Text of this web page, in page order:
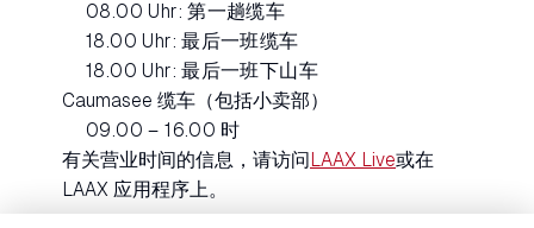
08.00 Uhr: 第一趟缆车
18.00 Uhr: 最后一班缆车
18.00 Uhr: 最后一班下山车
Caumasee 缆车（包括小卖部）
09.00 – 16.00 时
有关营业时间的信息，请访问
LAAX Live或在
LAAX 应用程序上。